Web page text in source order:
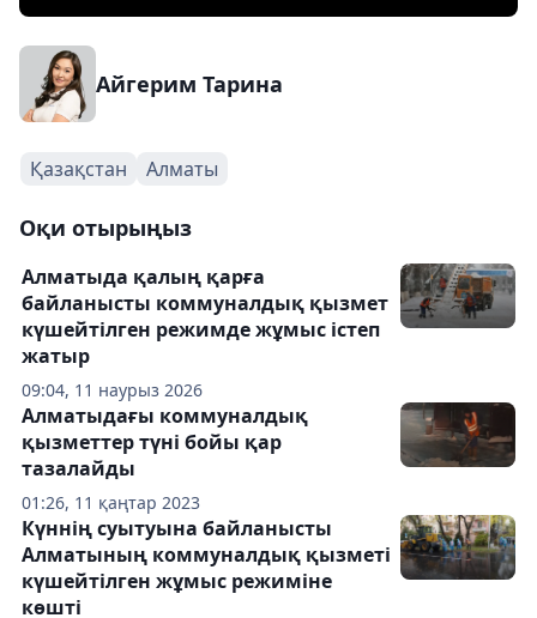
Айгерим Тарина
Қазақстан Алматы
Оқи отырыңыз
09:04, 11 наурыз 2026
Алматыда қалың қарға
байланысты коммуналдық қызмет
күшейтілген режимде жұмыс істеп
жатыр
01:26, 11 қаңтар 2023
Алматыдағы коммуналдық
қызметтер түні бойы қар
тазалайды
Күннің суытуына байланысты
Алматының коммуналдық қызметі
күшейтілген жұмыс режиміне
көшті